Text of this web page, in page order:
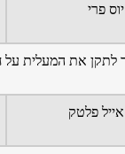
יוס פרי
אייל פלטק